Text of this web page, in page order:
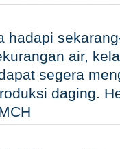
hadapi
air,
segera
daging.